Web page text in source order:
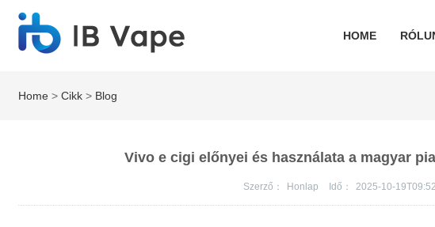
HOME
Home >Cikk > Blog
Vivo e cigi előnyei és használata a magyar
Szerző： Honlap Idő： 2025-10-